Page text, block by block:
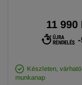
11 990
Készleten,
munkanap